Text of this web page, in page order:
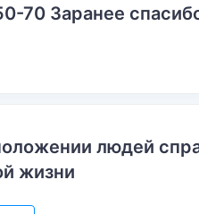
70 Заранее
людей
жизни